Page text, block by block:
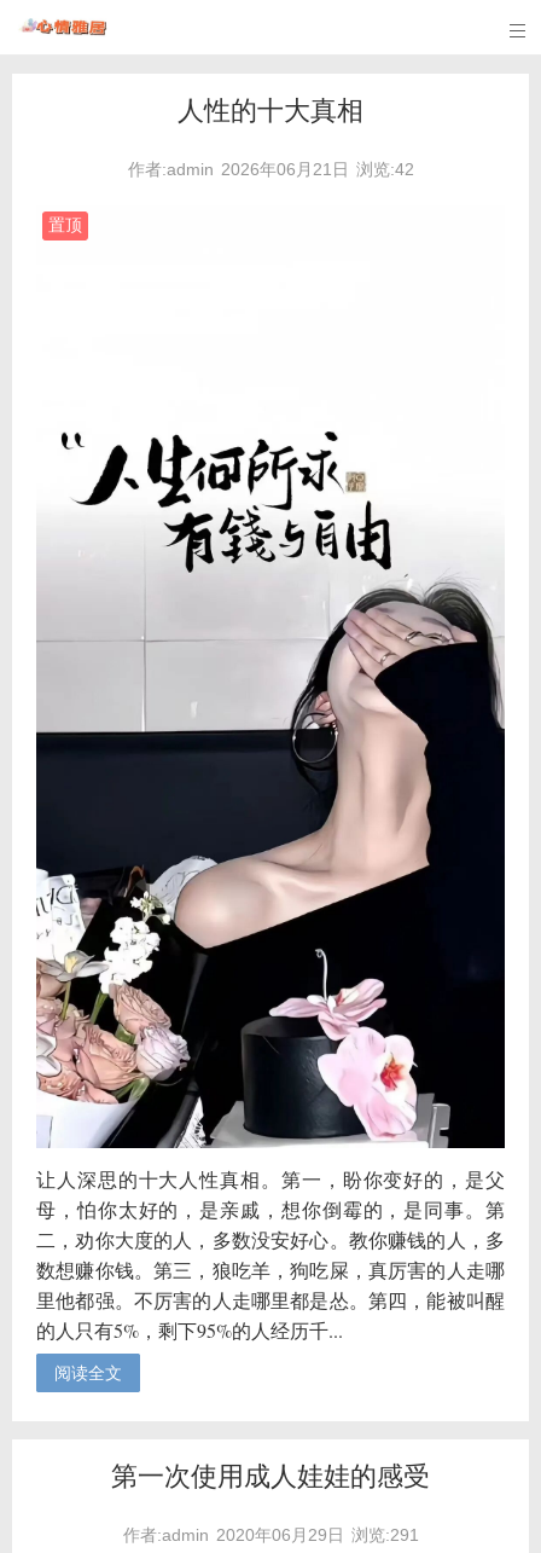

人性的十大真相
作者:admin 2026年06月21日 浏览:42
置顶
让人深思的十大人性真相。第一，盼你变好的，是父
母，怕你太好的，是亲戚，想你倒霉的，是同事。第
二，劝你大度的人，多数没安好心。教你赚钱的人，多
数想赚你钱。第三，狼吃羊，狗吃屎，真厉害的人走哪
里他都强。不厉害的人走哪里都是怂。第四，能被叫醒
的人只有5%，剩下95%的人经历千...
阅读全文
第一次使用成人娃娃的感受
作者:admin 2020年06月29日 浏览:291